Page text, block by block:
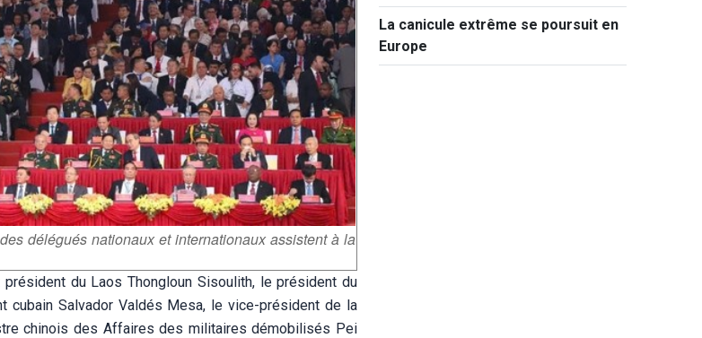
délégués nationaux et internationaux assistent à la
du Laos Thongloun Sisoulith, le président du
cubain Salvador Valdés Mesa, le vice-président de la
chinois des Affaires des militaires démobilisés Pei
européenne
La canicule extrême se poursuit en
Europe